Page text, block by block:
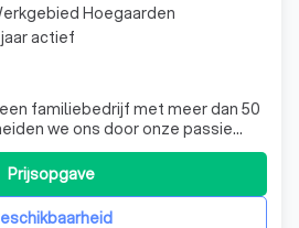
familiebedrijf met meer dan 50
we ons door onze passie
benadering. Gevestigd
tot een vertrouwde naam
professionele klanten. Ons
Prijsopgave
Hoegaarden
actief